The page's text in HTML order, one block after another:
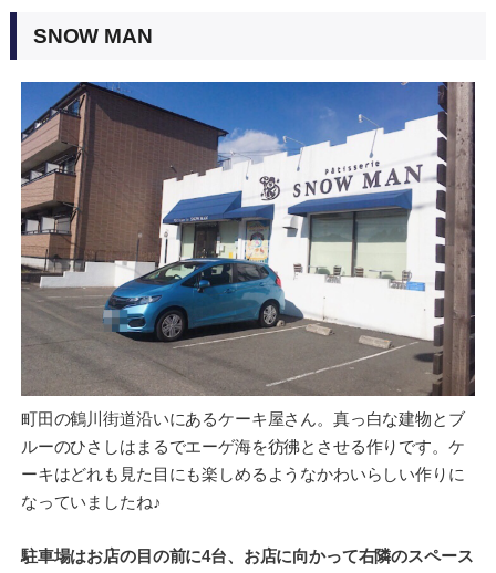
SNOW MAN
町田の鶴川街道沿いにあるケーキ屋さん。真っ白な建物とブ
ルーのひさしはまるでエーゲ海を彷彿とさせる作りです。ケ
ーキはどれも見た目にも楽しめるようなかわいらしい作りに
なっていましたね♪
駐車場はお店の目の前に4台、お店に向かって右隣のスペース